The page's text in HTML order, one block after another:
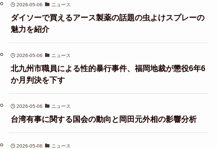
2026-05-06 ニュース
ダイソーで買えるアース製薬の話題の虫よけスプレーの
魅力を紹介
2026-05-06 ニュース
北九州市職員による性的暴行事件、福岡地裁が懲役6年6
か月判決を下す
2026-05-06 ニュース
台湾有事に関する国会の動向と岡田元外相の影響分析
2026-05-06 ニュース